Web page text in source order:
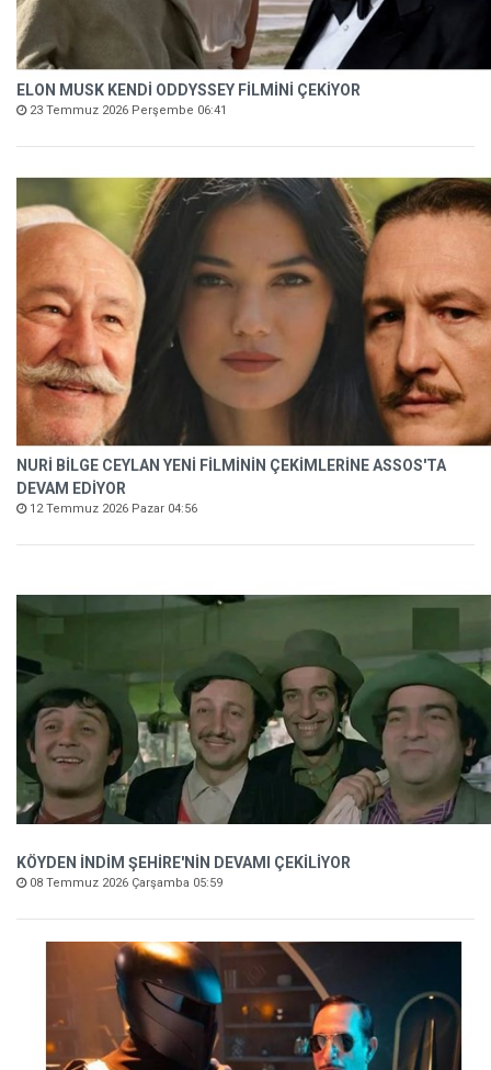
ELON MUSK KENDİ ODDYSSEY FİLMİNİ ÇEKİYOR
23 Temmuz 2026 Perşembe 06:41
NURİ BİLGE CEYLAN YENİ FİLMİNİN ÇEKİMLERİNE ASSOS'TA
DEVAM EDİYOR
12 Temmuz 2026 Pazar 04:56
KÖYDEN İNDİM ŞEHİRE'NİN DEVAMI ÇEKİLİYOR
08 Temmuz 2026 Çarşamba 05:59